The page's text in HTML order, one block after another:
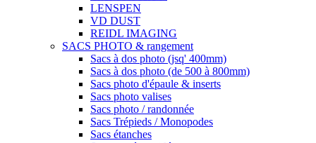
LENSPEN
VD DUST
REIDL IMAGING
SACS PHOTO & rangement
Sacs à dos photo (jsq' 400mm)
Sacs à dos photo (de 500 à 800mm)
Sacs photo d'épaule & inserts
Sacs photo valises
Sacs photo / randonnée
Sacs Trépieds / Monopodes
Sacs étanches